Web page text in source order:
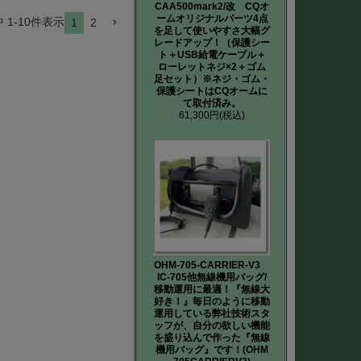
1-10件表示 1 2
CAA500mark2/改 CQオ
ームオリジナルパーツ4点
を足して使いやすさ大幅グ
レードアップ！（保護シー
ト＋USB給電ケーブル＋
ローレットネジ×2＋ゴム
足セット）※ネジ・ゴム・
保護シートはCQオームに
て取付済み。
61,300円(税込)
OHM-705-CARRIER-V3
IC-705他無線機用バッグ/
移動運用に最適！『無線大
好き！』毎日のように移動
運用している弊社技術スタ
ッフが、自分の欲しい機能
を盛り込んで作った『無線
機用バッグ』です！(OHM